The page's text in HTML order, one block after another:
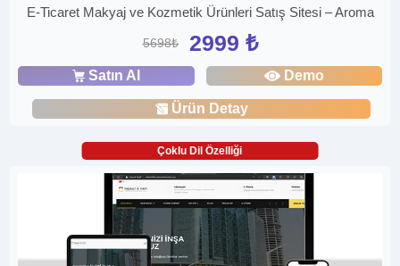
E-Ticaret Makyaj ve Kozmetik Ürünleri Satış Sitesi – Aroma
5698₺ 2999 ₺
Satın Al Demo
Ürün Detay
Çoklu Dil Özelliği